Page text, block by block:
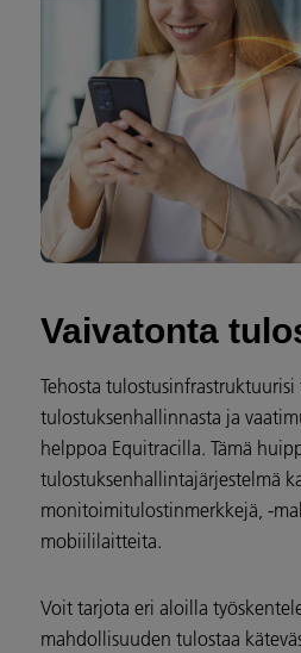
Vaivatonta
Tehosta
tulostuksenhallinnasta ja
helppoa Equitracilla. Tämä
tulostuksenhallintajärjestelmä
monitoimitulostinmerkkejä, -
mobiililaitteita.
Voit tarjota eri aloilla
mahdollisuuden tulostaa